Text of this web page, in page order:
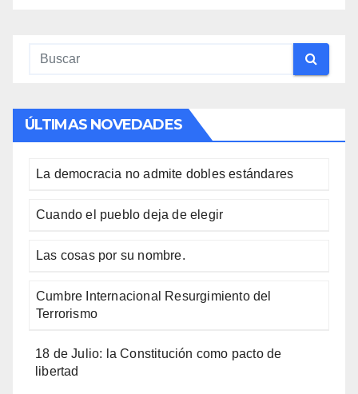
ÚLTIMAS NOVEDADES
La democracia no admite dobles estándares
Cuando el pueblo deja de elegir
Las cosas por su nombre.
Cumbre Internacional Resurgimiento del
Terrorismo
18 de Julio: la Constitución como pacto de
libertad